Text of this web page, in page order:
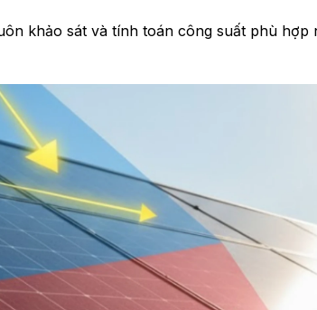
khảo sát và tính toán công suất phù